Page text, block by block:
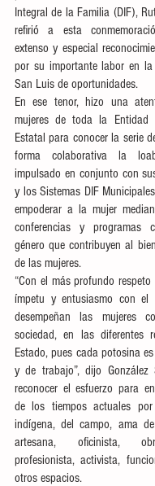
Integral de la Familia (DIF),
refirió a esta
extenso y especial
por su importante labor en
San Luis de oportunidades.
En ese tenor, hizo una
mujeres de toda la Entidad
Estatal para conocer la serie
forma colaborativa la
impulsado en conjunto con
y los Sistemas DIF
empoderar a la mujer
conferencias y programas
género que contribuyen al
de las mujeres.
“Con el más profundo
ímpetu y entusiasmo con el
desempeñan las mujeres
sociedad, en las diferentes
Estado, pues cada potosina
y de trabajo”, dijo
reconocer el esfuerzo para
de los tiempos actuales
indígena, del campo, ama
artesana, oficinista,
profesionista, activista,
otros espacios.